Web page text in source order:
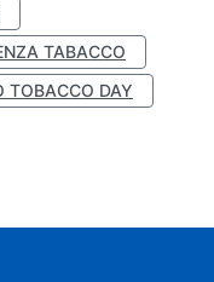
TABACCO
TOBACCO DAY